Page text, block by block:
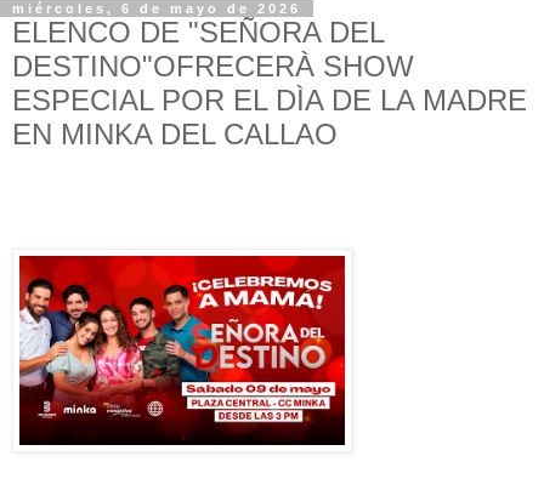
miércoles, 6 de mayo de 2026
ELENCO DE "SEÑORA DEL
DESTINO"OFRECERÀ SHOW
ESPECIAL POR EL DÌA DE LA MADRE
EN MINKA DEL CALLAO